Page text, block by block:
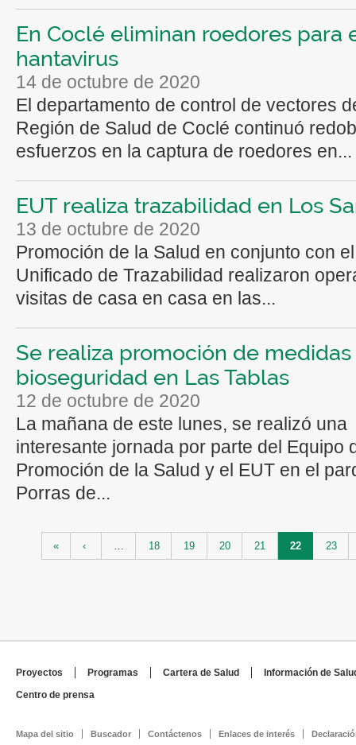
En Coclé eliminan roedores para
hantavirus
14 de octubre de 2020
El departamento de control de vectores
Región de Salud de Coclé continuó
esfuerzos en la captura de roedores en...
EUT realiza trazabilidad en Los
13 de octubre de 2020
Promoción de la Salud en conjunto con
Unificado de Trazabilidad realizaron
visitas de casa en casa en las...
Se realiza promoción de
bioseguridad en Las Tablas
12 de octubre de 2020
La mañana de este lunes, se realizó una
interesante jornada por parte del Equipo
Promoción de la Salud y el EUT en el
Porras de...
Páginas
« ‹ 18 19 20 21 22 23
Proyectos Programas Cartera de Salud
Información de
Centro de prensa
Mapa del sitio Buscador Contáctenos Enlaces de interés